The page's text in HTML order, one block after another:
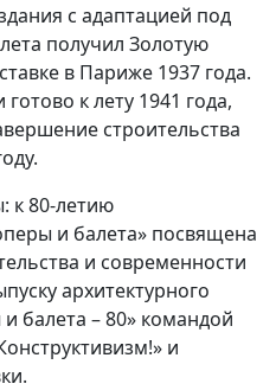
с адаптацией под
получил Золотую
в Париже 1937 года.
к лету 1941 года,
строительства
к 80-летию
и балета» посвящена
и современности
архитектурного
балета – 80» командой
и